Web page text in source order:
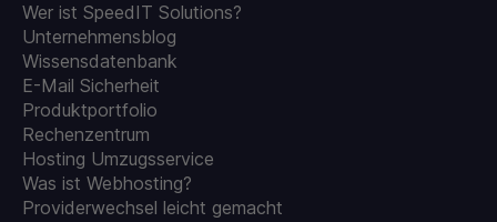
Wer ist SpeedIT Solutions?
Unternehmensblog
Wissensdatenbank
E-Mail Sicherheit
Produktportfolio
Rechenzentrum
Hosting Umzugsservice
Was ist Webhosting?
Providerwechsel leicht gemacht